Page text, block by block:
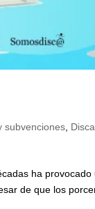
subvenciones
ha
de que los